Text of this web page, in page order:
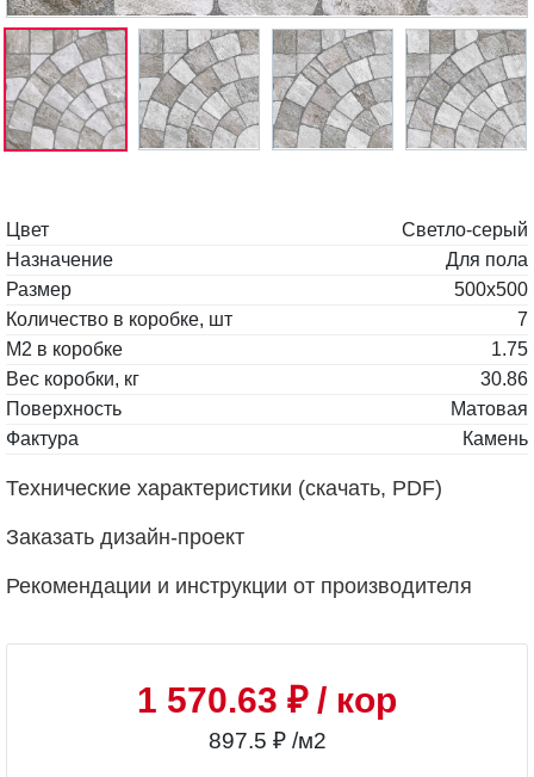
Цвет
Светло-серый
Назначение
Для пола
Размер
500x500
Количество в коробке, шт
7
М2 в коробке
1.75
Вес коробки, кг
30.86
Поверхность
Матовая
Фактура
Камень
Технические характеристики (скачать, PDF)
Заказать дизайн-проект
Рекомендации и инструкции от производителя
1 570.63 ₽/ кор
897.5 ₽ /м2